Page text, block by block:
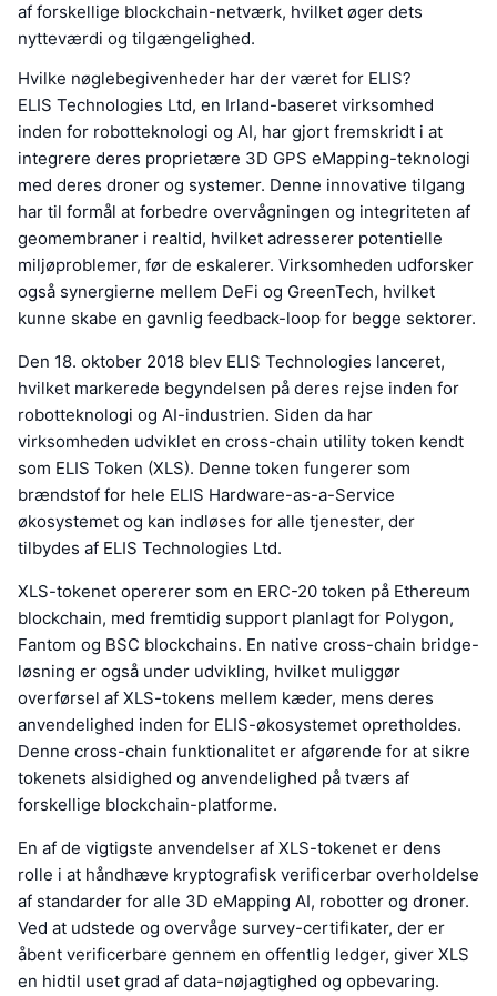
af forskellige blockchain-netværk, hvilket øger dets
nytteværdi og tilgængelighed.
Hvilke nøglebegivenheder har der været for ELIS?
ELIS Technologies Ltd, en Irland-baseret virksomhed
inden for robotteknologi og AI, har gjort fremskridt i at
integrere deres proprietære 3D GPS eMapping-teknologi
med deres droner og systemer. Denne innovative tilgang
har til formål at forbedre overvågningen og integriteten af
geomembraner i realtid, hvilket adresserer potentielle
miljøproblemer, før de eskalerer. Virksomheden udforsker
også synergierne mellem DeFi og GreenTech, hvilket
kunne skabe en gavnlig feedback-loop for begge sektorer.
Den 18. oktober 2018 blev ELIS Technologies lanceret,
hvilket markerede begyndelsen på deres rejse inden for
robotteknologi og AI-industrien. Siden da har
virksomheden udviklet en cross-chain utility token kendt
som ELIS Token (XLS). Denne token fungerer som
brændstof for hele ELIS Hardware-as-a-Service
økosystemet og kan indløses for alle tjenester, der
tilbydes af ELIS Technologies Ltd.
XLS-tokenet opererer som en ERC-20 token på Ethereum
blockchain, med fremtidig support planlagt for Polygon,
Fantom og BSC blockchains. En native cross-chain bridge-
løsning er også under udvikling, hvilket muliggør
overførsel af XLS-tokens mellem kæder, mens deres
anvendelighed inden for ELIS-økosystemet opretholdes.
Denne cross-chain funktionalitet er afgørende for at sikre
tokenets alsidighed og anvendelighed på tværs af
forskellige blockchain-platforme.
En af de vigtigste anvendelser af XLS-tokenet er dens
rolle i at håndhæve kryptografisk verificerbar overholdelse
af standarder for alle 3D eMapping AI, robotter og droner.
Ved at udstede og overvåge survey-certifikater, der er
åbent verificerbare gennem en offentlig ledger, giver XLS
en hidtil uset grad af data-nøjagtighed og opbevaring.